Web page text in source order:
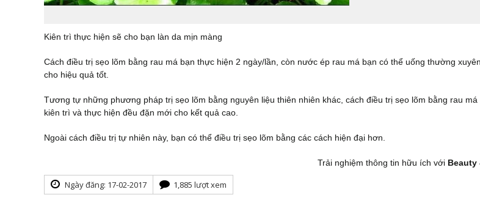
Kiên trì thực hiện sẽ cho bạn làn da mịn màng
Cách điều trị sẹo lõm bằng rau má bạn thực hiện 2 ngày/lần, còn nước ép rau má bạn có thể uống thường
cho hiệu quả tốt.
Tương tự những phương pháp trị sẹo lõm bằng nguyên liệu thiên nhiên khác, cách điều trị sẹo lõm bằng rau
kiên trì và thực hiện đều đặn mới cho kết quả cao.
Ngoài cách điều trị tự nhiên này, bạn có thể điều trị sẹo lõm bằng các cách hiện đại hơn.
Trải nghiệm thông tin hữu ích với Beauty
Ngày đăng: 17-02-2017 1,885 lượt xem